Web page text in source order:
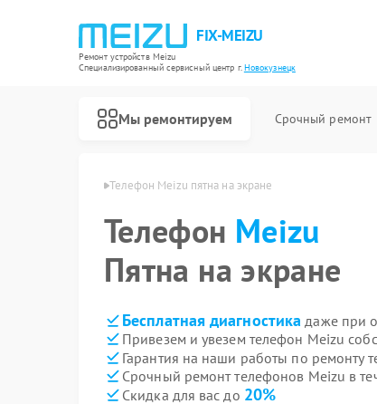
FIX-MEIZU
Ремонт устройств Meizu
Специализированный cервисный центр г.Новокузнецк
Мы ремонтируем Срочный ремонт
в Новокузнецке Телефон Meizu пятна на экране
Телефон Meizu
Пятна на экране
Бесплатная диагностика даже при
Привезем и увезем телефон Meizu
Гарантия на наши работы по ремонту
Срочный ремонт телефонов Meizu в
Скидка для вас до 20%